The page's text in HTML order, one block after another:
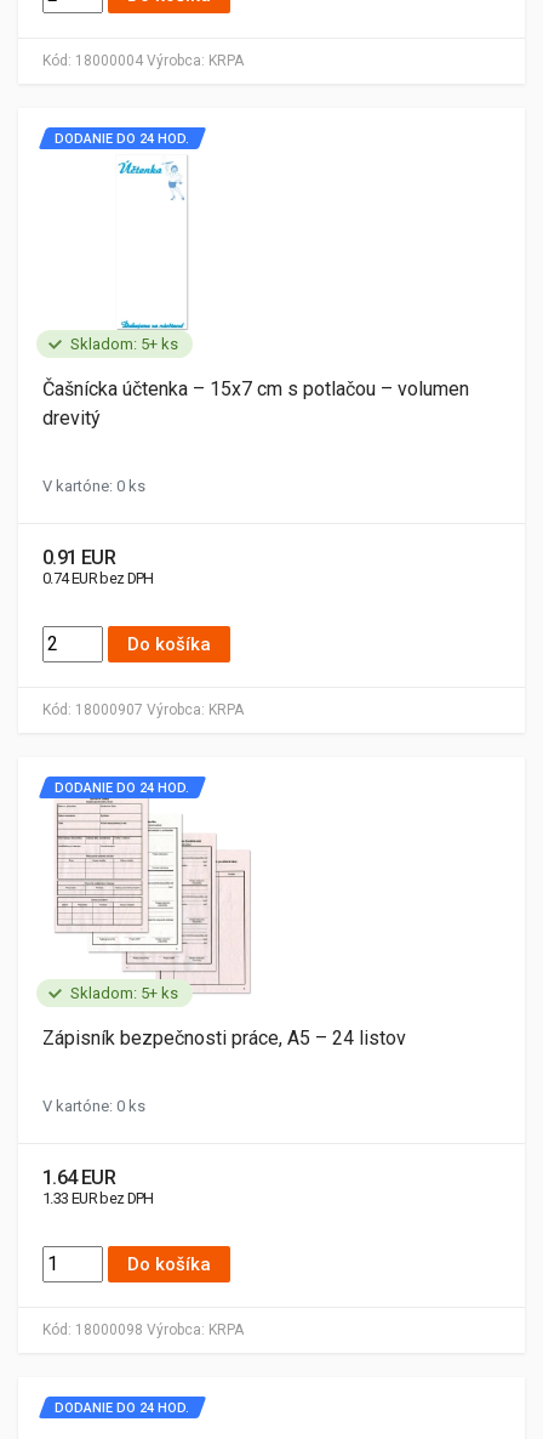
Kód: 18000004 Výrobca: KRPA
Skladom: 5+ ks
Kód: 18000907 Výrobca: KRPA
DODANIE DO 24 HOD.
Čašnícka účtenka – 15x7 cm s potlačou – volumen
drevitý
V kartóne: 0 ks
0.91 EUR
0.74 EUR bez DPH
Do košíka
Skladom: 5+ ks
Kód: 18000098 Výrobca: KRPA
DODANIE DO 24 HOD.
Zápisník bezpečnosti práce, A5 – 24 listov
V kartóne: 0 ks
1.64 EUR
1.33 EUR bez DPH
Do košíka
DODANIE DO 24 HOD.